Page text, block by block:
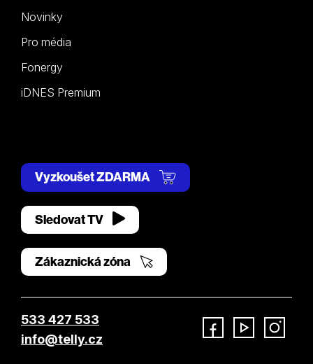
Novinky
Pro média
Fonergy
iDNES Premium
Vyzkoušet ZDARMA
Sledovat TV
Zákaznická zóna
533 427 533
info@telly.cz